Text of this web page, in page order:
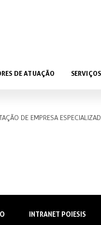
DE ATUAÇÃO SERVIÇOS
DE EMPRESA
INTRANET POIESIS